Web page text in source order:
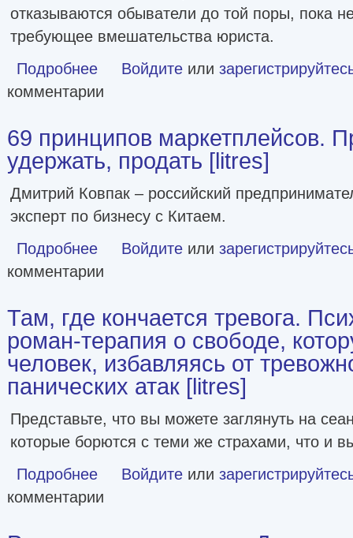
отказываются обыватели до той поры, пока
требующее вмешательства юриста.
Подробнее о Женщина вправе. Как защитить себя и своих
Войдите или
комментарии
69 принципов маркетплейсов.
удержать, продать [litres]
Дмитрий Ковпак – российский
эксперт по бизнесу с Китаем.
Подробнее о 69 принципов маркетплейсов. Привлечь, удержать,
Войдите или
комментарии
Там, где кончается тревога.
роман-терапия о свободе,
человек, избавляясь от
панических атак [litres]
Представьте, что вы можете заглянуть на
которые борются с теми же страхами, что и
Подробнее
о Там, где кончается тревога.
Войдите или
комментарии